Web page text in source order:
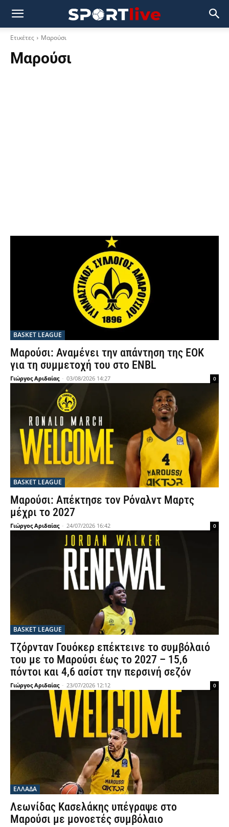
Ετικέτες Μαρούσι
Μαρούσι
BASKET LEAGUE
Μαρούσι: Αναμένει την απάντηση της ΕΟΚ
για τη συμμετοχή του στο ENBL
Γιώργος Αριδαίας - 03/08/2026 14:27 0
BASKET LEAGUE
Μαρούσι: Απέκτησε τον Ρόναλντ Μαρτς
μέχρι το 2027
Γιώργος Αριδαίας - 24/07/2026 16:42 0
BASKET LEAGUE
Τζόρνταν Γουόκερ επέκτεινε το συμβόλαιό
του με το Μαρούσι έως το 2027 – 15,6
πόντοι και 4,6 ασίστ την περσινή σεζόν
Γιώργος Αριδαίας - 23/07/2026 12:12 0
ΕΛΛΑΔΑ
Λεωνίδας Κασελάκης υπέγραψε στο
Μαρούσι με μονοετές συμβόλαιο